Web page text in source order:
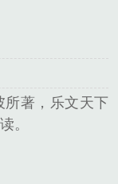
所著，乐文天下
。
作的科幻类小